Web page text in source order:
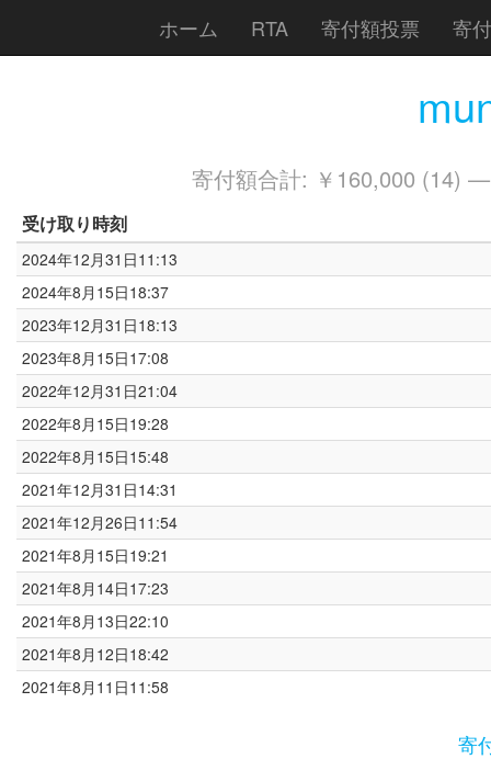
ホーム RTA 寄付額投票 寄
寄付額合計: ￥160,000 (14)
受け取り時刻
2024年12月31日11:13
2024年8月15日18:37
2023年12月31日18:13
2023年8月15日17:08
2022年12月31日21:04
2022年8月15日19:28
2022年8月15日15:48
2021年12月31日14:31
2021年12月26日11:54
2021年8月15日19:21
2021年8月14日17:23
2021年8月13日22:10
2021年8月12日18:42
2021年8月11日11:58
寄